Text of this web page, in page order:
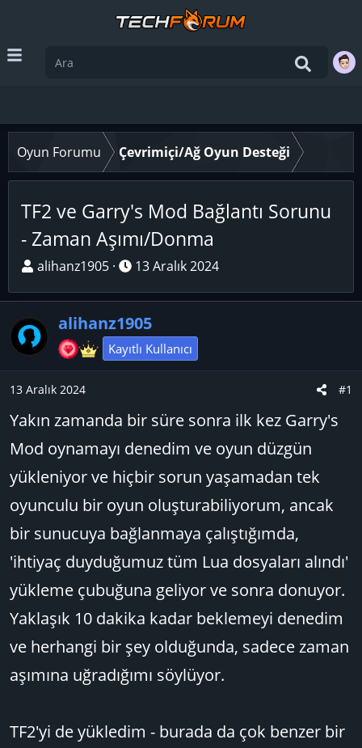
Oyun Forumu Çevrimiçi/Ağ Oyun Desteği
TF2 ve Garry's Mod Bağlantı Sorunu
- Zaman Aşımı/Donma
K
n
u
y
ş
a
t
a
alihanz1905
B
ş
l
a
n
ç
a
r
i
i
13 Aralık 2024
alihanz1905
Kayıtlı Kullanıcı
13 Aralık 2024 #1
Yakın zamanda bir süre sonra ilk kez Garry's
Mod oynamayı denedim ve oyun düzgün
yükleniyor ve hiçbir sorun yaşamadan tek
oyunculu bir oyun oluşturabiliyorum, ancak
bir sunucuya bağlanmaya çalıştığımda,
'ihtiyaç duyduğumuz tüm Lua dosyaları alındı'
yükleme çubuğuna geliyor ve sonra donuyor.
Yaklaşık 10 dakika kadar beklemeyi denedim
ve herhangi bir şey olduğunda, sadece zaman
aşımına uğradığımı söylüyor.
TF2'yi de yükledim - burada da çok benzer bir